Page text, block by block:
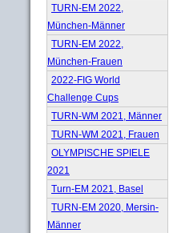
TURN-EM 2022,
München-Männer
TURN-EM 2022,
München-Frauen
2022-FIG World
Challenge Cups
TURN-WM 2021, Männer
TURN-WM 2021, Frauen
OLYMPISCHE SPIELE
2021
Turn-EM 2021, Basel
TURN-EM 2020, Mersin-
Männer